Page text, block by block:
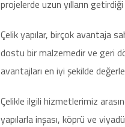
projelerde uzun yılların
Çelik yapılar, birçok avantaja
dostu bir malzemedir ve geri
avantajları en iyi şekilde
Çelikle ilgili hizmetlerimiz
yapılarla inşası, köprü ve